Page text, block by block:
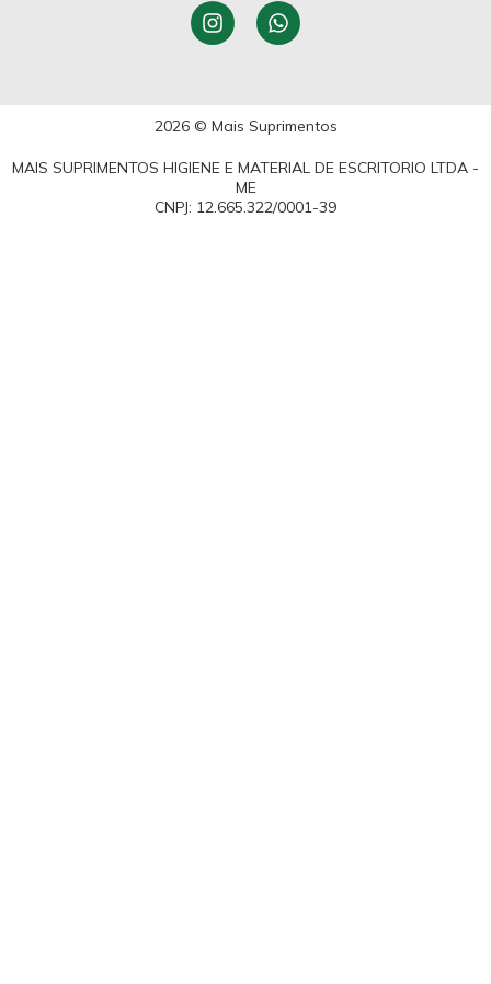
2026 © Mais Suprimentos
MAIS SUPRIMENTOS HIGIENE E MATERIAL DE ESCRITORIO LTDA -
ME
CNPJ: 12.665.322/0001-39